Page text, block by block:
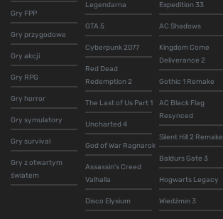
Gry FPP
Gry przygodowe
Gry akcji
Gry RPG
Gry horror
Gry symulatory
Gry survival
Gry z otwartym
światem
Legendarna
GTA 5
Cyberpunk 2077
Red Dead
Redemption 2
The Last of Us Part 1
Uncharted 4
God of War Ragnarok
Assassin's Creed
Valhalla
Disco Elysium
Expedition 33
AC Shadows
Kingdom Come
Deliverance 2
Gothic 1 Remake
AC Black Flag
Resynced
Silent Hill 2 Remake
Baldurs Gate 3
Hogwarts Legacy
Wiedźmin 3